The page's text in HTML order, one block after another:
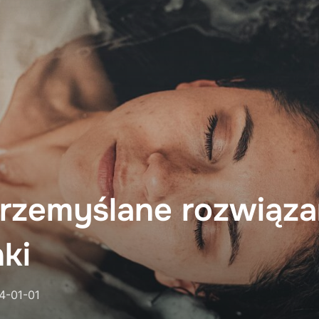
01-01